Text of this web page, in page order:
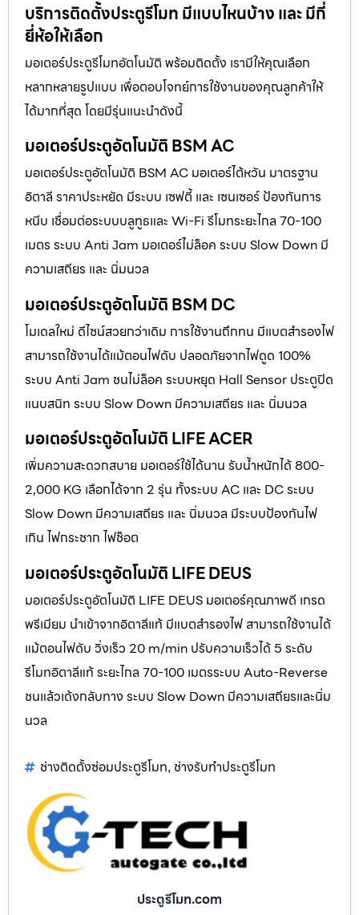
บริการติดตั้งประตูรีโมท มีแบบไหนบ้าง และ มีกี่
ยี่ห้อให้เลือก
มอเตอร์ประตูรีโมทอัตโนมัติ พร้อมติดตั้ง เรามีให้คุณเลือก
หลากหลายรูปแบบ เพื่อตอบโจทย์การใช้งานของคุณลูกค้าให้
ได้มากที่สุด โดยมีรุ่นแนะนำดังนี้
มอเตอร์ประตูอัตโนมัติ BSM AC
มอเตอร์ประตูอัตโนมัติ BSM AC มอเตอร์ไต้หวัน มาตรฐาน
อิตาลี ราคาประหยัด มีระบบ เซฟตี้ และ เซนเซอร์ ป้องกันการ
หนีบ เชื่อมต่อระบบบลูทูธและ Wi-Fi รีโมทระยะไกล 70-100
เมตร ระบบ Anti Jam มอเตอร์ไม่ล็อค ระบบ Slow Down มี
ความเสถียร และ นิ่มนวล
มอเตอร์ประตูอัตโนมัติ BSM DC
โมเดลใหม่ ดีไซน์สวยกว่าเดิม การใช้งานถึกทน มีแบตสำรองไฟ
สามารถใช้งานได้แม้ตอนไฟดับ ปลอดภัยจากไฟดูด 100%
ระบบ Anti Jam ชนไม่ล็อค ระบบหยุด Hall Sensor ประตูปิด
แนบสนิท ระบบ Slow Down มีความเสถียร และ นิ่มนวล
มอเตอร์ประตูอัตโนมัติ LIFE ACER
เพิ่มความสะดวกสบาย มอเตอร์ใช้ได้นาน รับน้ำหนักได้ 800-
2,000 KG เลือกได้จาก 2 รุ่น ทั้งระบบ AC และ DC ระบบ
Slow Down มีความเสถียร และ นิ่มนวล มีระบบป้องกันไฟ
เกิน ไฟกระชาก ไฟช็อต
มอเตอร์ประตูอัตโนมัติ LIFE DEUS
มอเตอร์ประตูอัตโนมัติ LIFE DEUS มอเตอร์คุณภาพดี เกรด
พรีเมียม นำเข้าจากอิตาลีแท้ มีแบตสำรองไฟ สามารถใช้งานได้
แม้ตอนไฟดับ วิ่งเร็ว 20 m/min ปรับความเร็วได้ 5 ระดับ
รีโมทอิตาลีแท้ ระยะไกล 70-100 เมตรระบบ Auto-Reverse
ชนแล้วเด้งกลับทาง ระบบ Slow Down มีความเสถียรและนิ่ม
นวล
ช่างติดตั้งซ่อมประตูรีโมท, ช่างรับทำประตูรีโมท
ประตูรีโมท.com